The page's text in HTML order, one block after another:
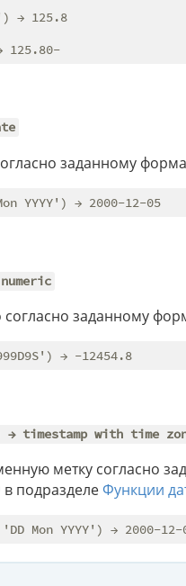
→ 125.8
заданному
согласно заданному
timestamp with time
метку согласно
в подразделеФункции